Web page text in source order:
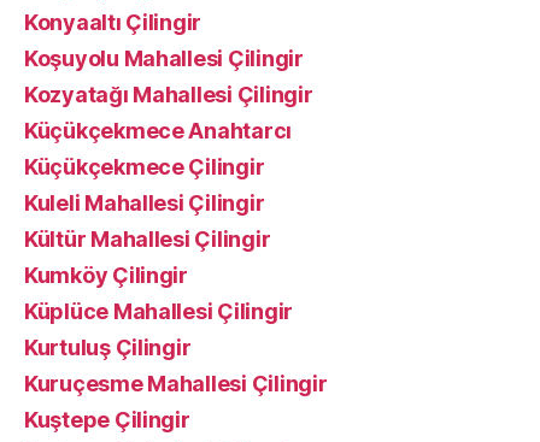
Konyaaltı Çilingir
Koşuyolu Mahallesi Çilingir
Kozyatağı Mahallesi Çilingir
Küçükçekmece Anahtarcı
Küçükçekmece Çilingir
Kuleli Mahallesi Çilingir
Kültür Mahallesi Çilingir
Kumköy Çilingir
Küplüce Mahallesi Çilingir
Kurtuluş Çilingir
Kuruçesme Mahallesi Çilingir
Kuştepe Çilingir